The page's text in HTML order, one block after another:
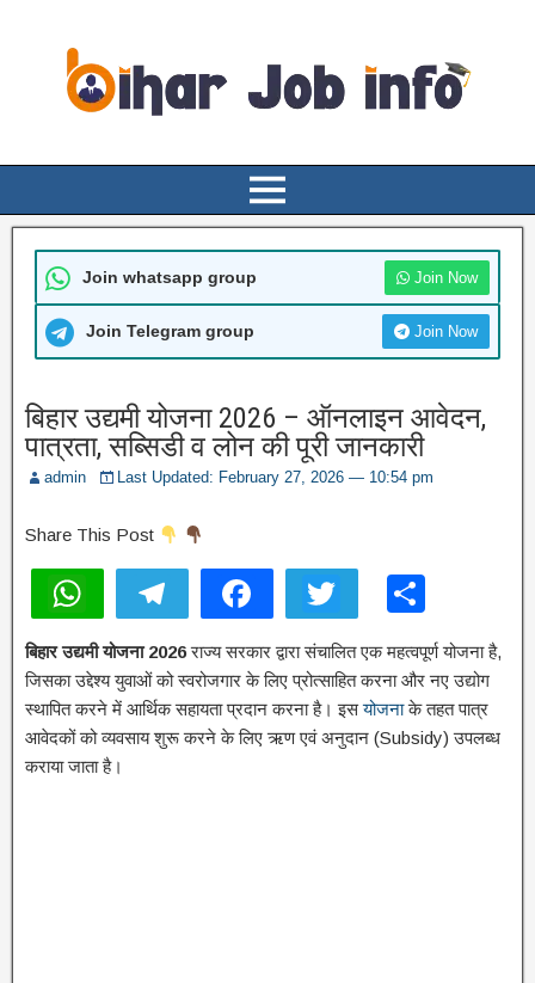
Join whatsapp group Join Now
Join Telegram group Join Now
बिहार उद्यमी योजना 2026 – ऑनलाइन आवेदन,
पात्रता, सब्सिडी व लोन की पूरी जानकारी
admin Last Updated: February 27, 2026 — 10:54 pm
Share This Post
h
at
s
A
p
el
e
gr
a
a
c
e
b
wi
tt
er
h
ar
e
बिहार उद्यमी योजना2026राज्य सरकार द्वारा संचालित एक महत्वपूर्ण योजना है,
जिसका उद्देश्य युवाओं को स्वरोजगार के लिए प्रोत्साहित करना और नए उद्योग
स्थापित करने में आर्थिक सहायता प्रदान करना है। इसयोजनाके तहत पात्र
आवेदकों को व्यवसाय शुरू करने के लिए ऋण एवं अनुदान (Subsidy) उपलब्ध
कराया जाता है।